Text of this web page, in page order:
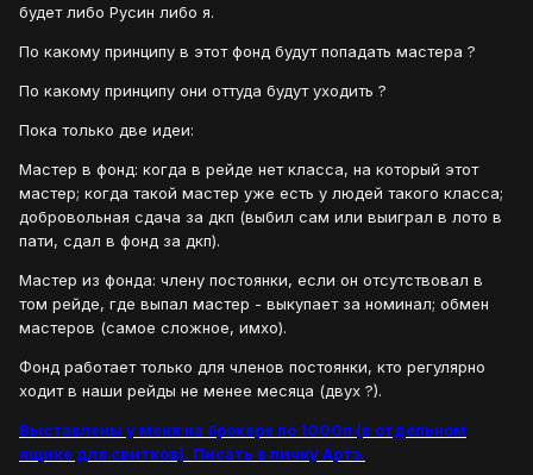
будет либо Русин либо я.
По какому принципу в этот фонд будут попадать мастера ?
По какому принципу они оттуда будут уходить ?
Пока только две идеи:
Мастер в фонд: когда в рейде нет класса, на который этот
мастер; когда такой мастер уже есть у людей такого класса;
добровольная сдача за дкп (выбил сам или выиграл в лото в
пати, сдал в фонд за дкп).
Мастер из фонда: члену постоянки, если он отсутствовал в
том рейде, где выпал мастер - выкупает за номинал; обмен
мастеров (самое сложное, имхо).
Фонд работает только для членов постоянки, кто регулярно
ходит в наши рейды не менее месяца (двух ?).
Выставлены у меня на брокере по 1000п (в отдельном
ящике для свитков). Писать в личку Артэ.